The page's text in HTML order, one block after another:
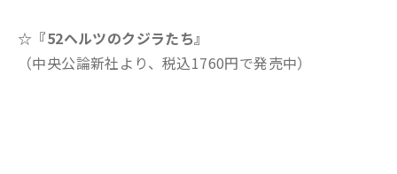
☆『52ヘルツのクジラたち』
（中央公論新社より、税込1760円で発売中）